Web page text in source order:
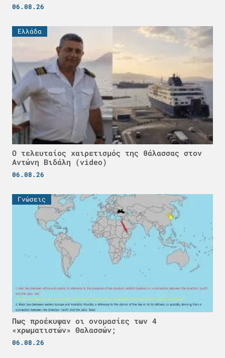
06.08.26
Ελλάδα
Ο τελευταίος χαιρετισμός της θάλασσας στον
Αντώνη Βιδάλη (video)
06.08.26
Γνώσεις
Πως προέκυψαν οι ονομασίες των 4
«χρωματιστών» Θαλασσών;
06.08.26